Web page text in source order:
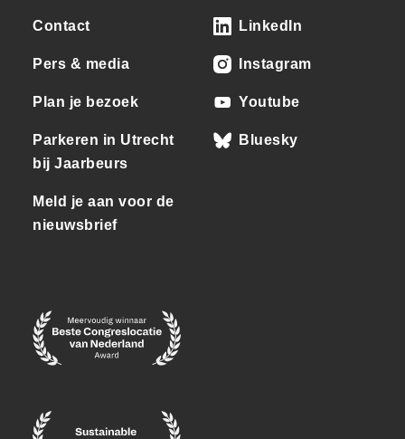
Contact
Pers & media
Plan je bezoek
Parkeren in Utrecht
bij Jaarbeurs
Meld je aan voor de
nieuwsbrief
LinkedIn
Instagram
Youtube
Bluesky